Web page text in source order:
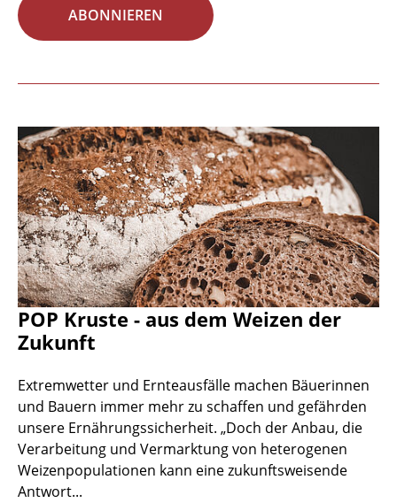
ABONNIEREN
POP Kruste - aus dem Weizen der
Zukunft
Extremwetter und Ernteausfälle machen Bäuerinnen
und Bauern immer mehr zu schaffen und gefährden
unsere Ernährungssicherheit. „Doch der Anbau, die
Verarbeitung und Vermarktung von heterogenen
Weizenpopulationen kann eine zukunftsweisende
Antwort...